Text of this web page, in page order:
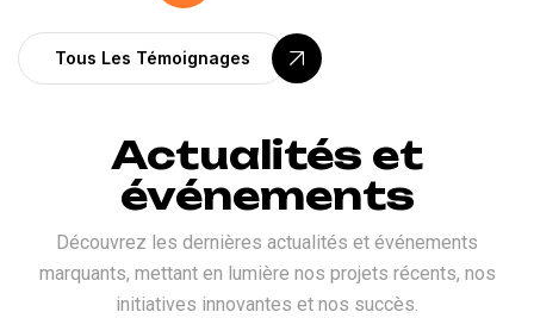
Tous Les Témoignages
Actualités et
événements
Découvrez les dernières actualités et événements
marquants, mettant en lumière nos projets récents, nos
initiatives innovantes et nos succès.